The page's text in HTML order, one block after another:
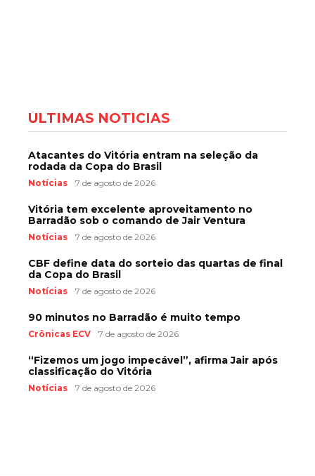
ÚLTIMAS NOTÍCIAS
Atacantes do Vitória entram na seleção da
rodada da Copa do Brasil
Notícias 7 de agosto de 2026
Vitória tem excelente aproveitamento no
Barradão sob o comando de Jair Ventura
Notícias 7 de agosto de 2026
CBF define data do sorteio das quartas de final
da Copa do Brasil
Notícias 7 de agosto de 2026
90 minutos no Barradão é muito tempo
Crônicas ECV 7 de agosto de 2026
“Fizemos um jogo impecável”, afirma Jair após
classificação do Vitória
Notícias 7 de agosto de 2026